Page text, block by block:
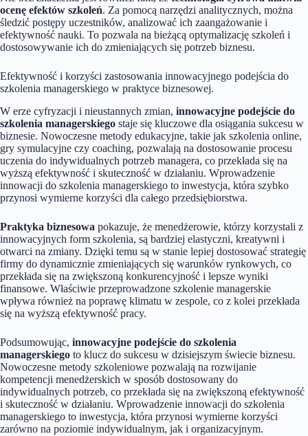
ocenę efektów szkoleń. Za pomocą narzędzi analitycznych, można
śledzić postępy uczestników, analizować ich zaangażowanie i
efektywność nauki. To pozwala na bieżącą optymalizację szkoleń i
dostosowywanie ich do zmieniających się potrzeb biznesu.
Efektywność i korzyści zastosowania innowacyjnego podejścia do
szkolenia managerskiego w praktyce biznesowej.
W erze cyfryzacji i nieustannych zmian, innowacyjne podejście do
szkolenia managerskiego staje się kluczowe dla osiągania sukcesu w
biznesie. Nowoczesne metody edukacyjne, takie jak szkolenia online,
gry symulacyjne czy coaching, pozwalają na dostosowanie procesu
uczenia do indywidualnych potrzeb managera, co przekłada się na
wyższą efektywność i skuteczność w działaniu. Wprowadzenie
innowacji do szkolenia managerskiego to inwestycja, która szybko
przynosi wymierne korzyści dla całego przedsiębiorstwa.
Praktyka biznesowa pokazuje, że menedżerowie, którzy korzystali z
innowacyjnych form szkolenia, są bardziej elastyczni, kreatywni i
otwarci na zmiany. Dzięki temu są w stanie lepiej dostosować strategię
firmy do dynamicznie zmieniających się warunków rynkowych, co
przekłada się na zwiększoną konkurencyjność i lepsze wyniki
finansowe. Właściwie przeprowadzone szkolenie managerskie
wpływa również na poprawę klimatu w zespole, co z kolei przekłada
się na wyższą efektywność pracy.
Podsumowując, innowacyjne podejście do szkolenia
managerskiego to klucz do sukcesu w dzisiejszym świecie biznesu.
Nowoczesne metody szkoleniowe pozwalają na rozwijanie
kompetencji menedżerskich w sposób dostosowany do
indywidualnych potrzeb, co przekłada się na zwiększoną efektywność
i skuteczność w działaniu. Wprowadzenie innowacji do szkolenia
managerskiego to inwestycja, która przynosi wymierne korzyści
zarówno na poziomie indywidualnym, jak i organizacyjnym.